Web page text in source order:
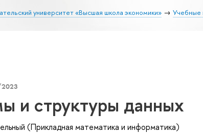
университет «Высшая школа экономики» Учебные
и структуры данных
(Прикладная математика и информатика)